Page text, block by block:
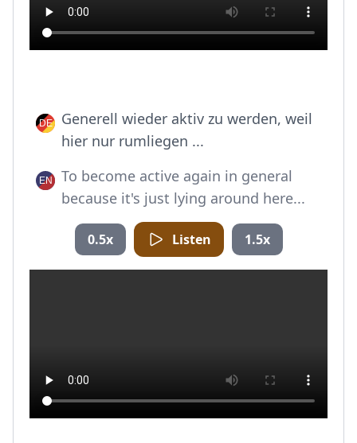
Generell wieder aktiv zu werden, weil
hier nur rumliegen ...
To become active again in general
because it's just lying around here...
0.5x Listen 1.5x